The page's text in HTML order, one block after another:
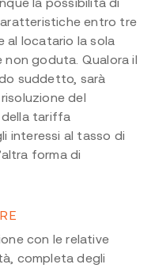
entro tre
al locatario la sola
goduta. Qualora il
suddetto, sarà
del
tariffa
interessi al tasso di
forma di
con le relative
completa degli